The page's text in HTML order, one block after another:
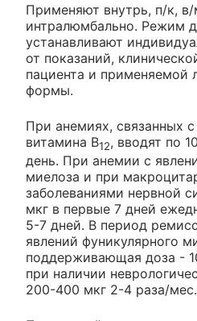
Применяют внутрь, п/к,
интралюмбально. Режим
устанавливают
от показаний,
пациента и применяемой
формы.
При анемиях, связанных
витамина B12, вводят по
день. При анемии с
миелоза и при
заболеваниями нервной
мкг в первые 7 дней
5-7 дней. В период
явлений фуникулярного
поддерживающая доза -
при наличии
200-400 мкг 2-4 раза/мес.